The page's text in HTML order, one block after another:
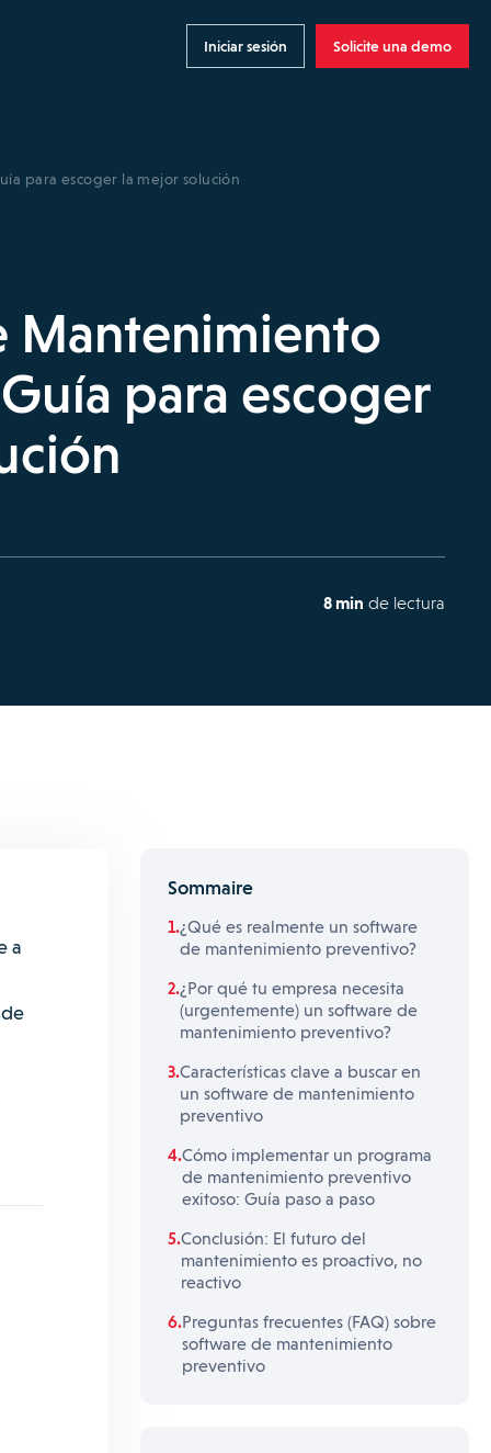
Iniciar sesión Solicite una demo
para escoger la mejor solución
Mantenimiento
para escoger
8 min de lectura
a
Sommaire
¿Qué es realmente un software
de mantenimiento preventivo?
¿Por qué tu empresa necesita
(urgentemente) un software de
mantenimiento preventivo?
Características clave a buscar en
un software de mantenimiento
preventivo
Cómo implementar un programa
de mantenimiento preventivo
exitoso: Guía paso a paso
Conclusión: El futuro del
mantenimiento es proactivo, no
reactivo
Preguntas frecuentes (FAQ) sobre
software de mantenimiento
preventivo